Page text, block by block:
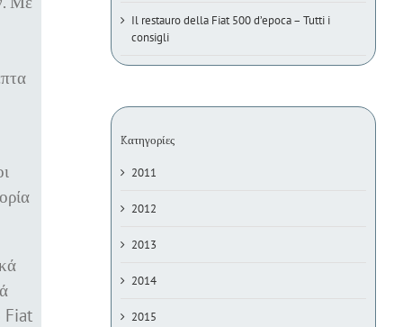
Fiat
Il restauro della Fiat 500 d’epoca – Tutti i
consigli
Kατηγορίες
2011
2012
2013
2014
2015